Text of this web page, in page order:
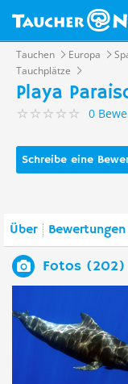
Tauchen Europa
Tauchplätze
Playa
0
Schreibe eine
Über Bewertungen
Fotos (202)